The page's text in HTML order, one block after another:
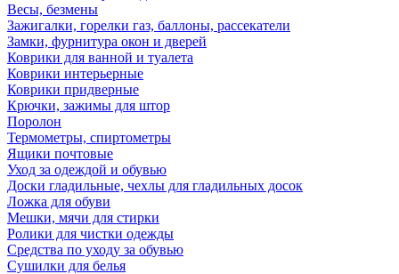
Весы, безмены
Зажигалки, горелки газ, баллоны, рассекатели
Замки, фурнитура окон и дверей
Коврики для ванной и туалета
Коврики интерьерные
Коврики придверные
Крючки, зажимы для штор
Поролон
Термометры, спиртометры
Ящики почтовые
Уход за одеждой и обувью
Доски гладильные, чехлы для гладильных досок
Ложка для обуви
Мешки, мячи для стирки
Ролики для чистки одежды
Средства по уходу за обувью
Сушилки для белья